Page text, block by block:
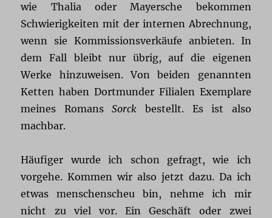
wie Thalia oder Mayersche bekommen
Schwierigkeiten mit der internen Abrechnung,
wenn sie Kommissionsverkäufe anbieten. In
dem Fall bleibt nur übrig, auf die eigenen
Werke hinzuweisen. Von beiden genannten
Ketten haben Dortmunder Filialen Exemplare
meines RomansSorck bestellt. Es ist also
machbar.
Häufiger wurde ich schon gefragt, wie ich
vorgehe. Kommen wir also jetzt dazu. Da ich
etwas menschenscheu bin, nehme ich mir
nicht zu viel vor. Ein Geschäft oder zwei